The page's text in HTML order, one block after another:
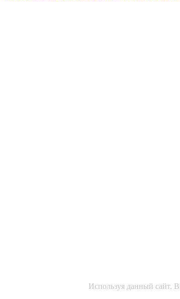
Используя данный сайт,